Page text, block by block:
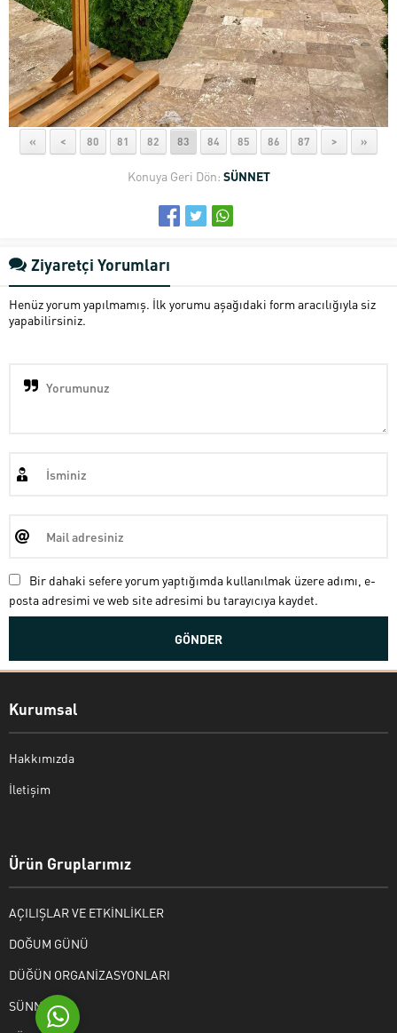
« < 80 81 82 83 84 85 86 87 > »
Konuya Geri Dön: SÜNNET
Ziyaretçi Yorumları
Henüz yorum yapılmamış. İlk yorumu aşağıdaki form aracılığıyla siz
yapabilirsiniz.
Bir dahaki sefere yorum yaptığımda kullanılmak üzere adımı, e-
posta adresimi ve web site adresimi bu tarayıcıya kaydet.
Kurumsal
Hakkımızda
İletişim
Ürün Gruplarımız
AÇILIŞLAR VE ETKİNLİKLER
DOĞUM GÜNÜ
DÜĞÜN ORGANİZASYONLARI
SÜNNET